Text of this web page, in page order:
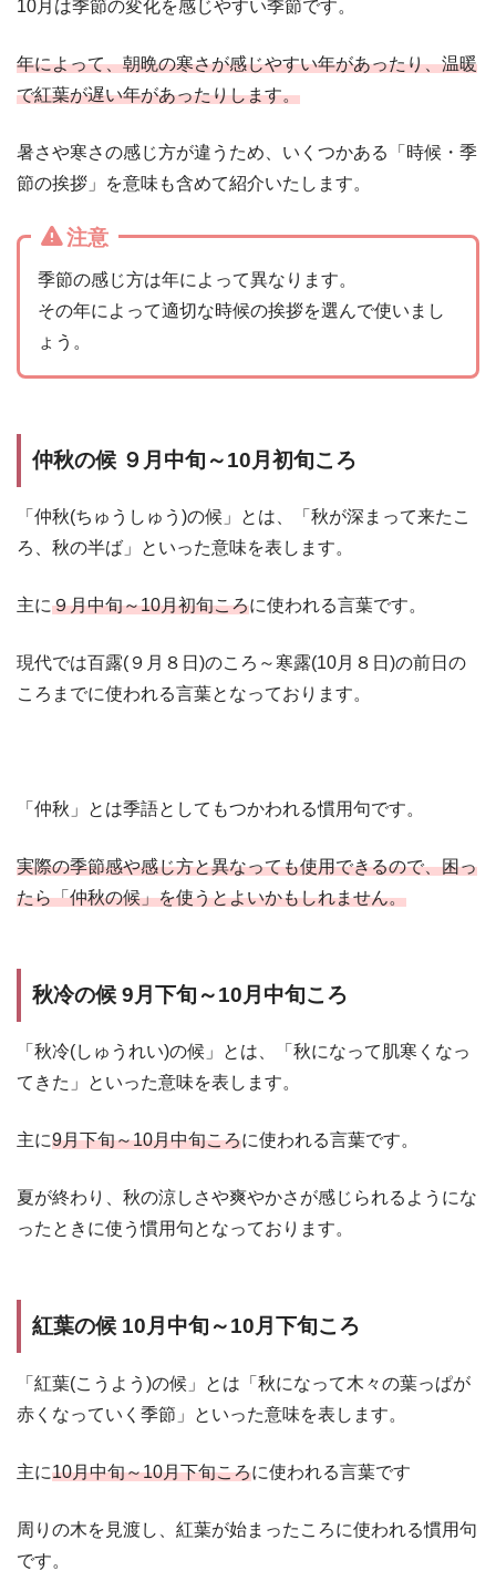
10月は季節の変化を感じやすい季節です。
年によって、朝晩の寒さが感じやすい年があったり、温暖
で紅葉が遅い年があったりします。
暑さや寒さの感じ方が違うため、いくつかある「時候・季
節の挨拶」を意味も含めて紹介いたします。
注意
季節の感じ方は年によって異なります。
その年によって適切な時候の挨拶を選んで使いまし
ょう。
仲秋の候 ９月中旬～10月初旬ころ
「仲秋(ちゅうしゅう)の候」とは、「秋が深まって来たこ
ろ、秋の半ば」といった意味を表します。
主に９月中旬～10月初旬ころに使われる言葉です。
現代では百露(９月８日)のころ～寒露(10月８日)の前日の
ころまでに使われる言葉となっております。
「仲秋」とは季語としてもつかわれる慣用句です。
実際の季節感や感じ方と異なっても使用できるので、困っ
たら「仲秋の候」を使うとよいかもしれません。
秋冷の候 9月下旬～10月中旬ころ
「秋冷(しゅうれい)の候」とは、「秋になって肌寒くなっ
てきた」といった意味を表します。
主に9月下旬～10月中旬ころに使われる言葉です。
夏が終わり、秋の涼しさや爽やかさが感じられるようにな
ったときに使う慣用句となっております。
紅葉の候 10月中旬～10月下旬ころ
「紅葉(こうよう)の候」とは「秋になって木々の葉っぱが
赤くなっていく季節」といった意味を表します。
主に10月中旬～10月下旬ころに使われる言葉です
周りの木を見渡し、紅葉が始まったころに使われる慣用句
です。